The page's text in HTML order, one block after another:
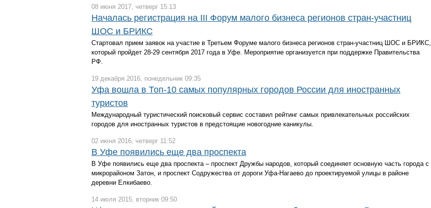
08 июня 2017, четверг 15:13
Началась регистрация на III Форум малого бизнеса регионов стран-участниц
ШОС и БРИКС
Стартовал прием заявок на участие в Третьем Форуме малого бизнеса регионов стран-участниц ШОС и БРИКС,
который пройдет 28-29 сентября 2017 года в Уфе. Мероприятие организуется при поддержке Правительства
РФ.
19 декабря 2016, понедельник 09:35
Уфа вошла в Топ-10 самых популярных городов России для иностранных
туристов
Международный туристический поисковый сервис составил рейтинг самых привлекательных российских
городов для иностранных туристов в предстоящие новогодние каникулы.
02 июня 2016, четверг 11:52
В Уфе появились еще два проспекта
В Уфе появились еще два проспекта – проспект Дружбы народов, который соединяет основную часть города с
микрорайоном Затон, и проспект Содружества от дороги Уфа-Нагаево до проектируемой улицы в районе
деревни Елкибаево.
14 июля 2015, вторник 09:50